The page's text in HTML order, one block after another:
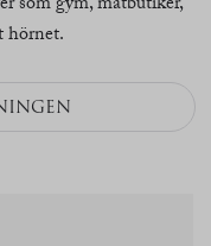
hörnet.